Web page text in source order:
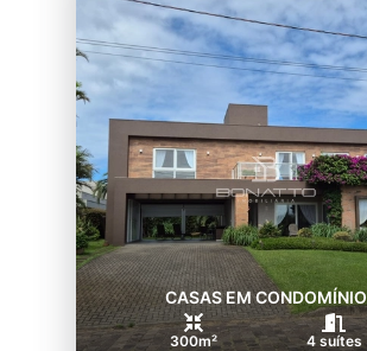
CASAS EM CONDOMÍNIO
300m² 4 suítes